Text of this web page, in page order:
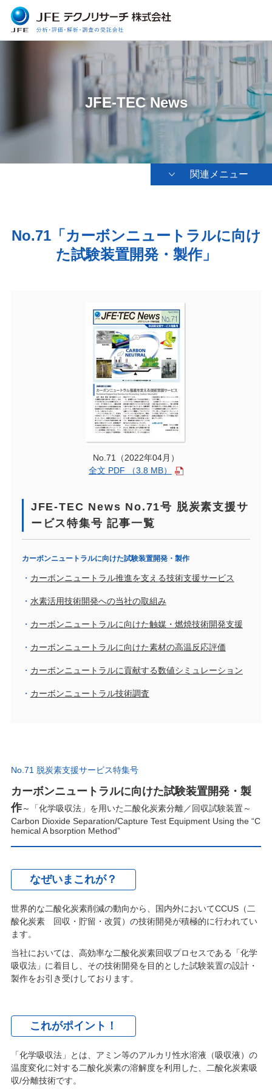
JFE-TEC News
関連メニュー
No.71「カーボンニュートラルに向け
た試験装置開発・製作」
JFE-TEC News No.71号 脱炭素支援サ
ービス特集号 記事一覧
カーボンニュートラルに向けた試験装置開発・製作
カーボンニュートラル推進を支える技術支援サービス
水素活用技術開発への当社の取組み
カーボンニュートラルに向けた触媒・燃焼技術開発支援
カーボンニュートラルに向けた素材の高温反応評価
カーボンニュートラルに貢献する数値シミュレーション
カーボンニュートラル技術調査
No.71（2022年04月）
全文 PDF （3.8 MB）
No.71 脱炭素支援サービス特集号
カーボンニュートラルに向けた試験装置開発・製
作～「化学吸収法」を用いた二酸化炭素分離／回収試験装置～
Carbon Dioxide Separation/Capture Test Equipment Using the “C
hemical A bsorption Method”
なぜいまこれが？
世界的な二酸化炭素削減の動向から、国内外においてCCUS（二
酸化炭素 回収・貯留・改質）の技術開発が積極的に行われてい
ます。
当社においては、高効率な二酸化炭素回収プロセスである「化学
吸収法」に着目し、その技術開発を目的とした試験装置の設計・
製作をお引き受けしております。
これがポイント！
「化学吸収法」とは、アミン等のアルカリ性水溶液（吸収液）の
温度変化に対する二酸化炭素の溶解度を利用した、二酸化炭素吸
収/分離技術です。